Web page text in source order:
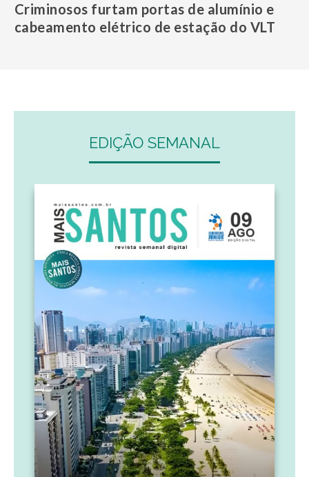
Criminosos furtam portas de alumínio e
cabeamento elétrico de estação do VLT
EDIÇÃO SEMANAL